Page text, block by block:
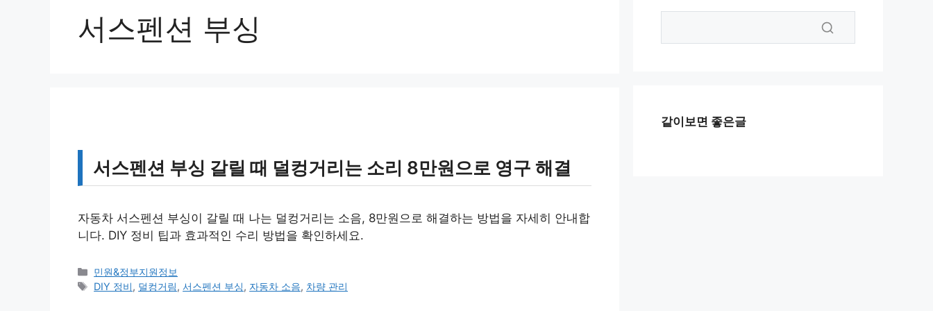
서스펜션 부싱
서스펜션 부싱 갈릴 때 덜컹거리는 소리 8만원으로 영구 해결
자동차 서스펜션 부싱이 갈릴 때 나는 덜컹거리는 소음, 8만원으로 해결하는 방법을 자세히 안내합
니다. DIY 정비 팁과 효과적인 수리 방법을 확인하세요.
카
테
민원&정부지원정보
태
DIY 정비, 덜컹거림,서스펜션 부싱, 자동차 소음, 차량 관리
같이보면 좋은글